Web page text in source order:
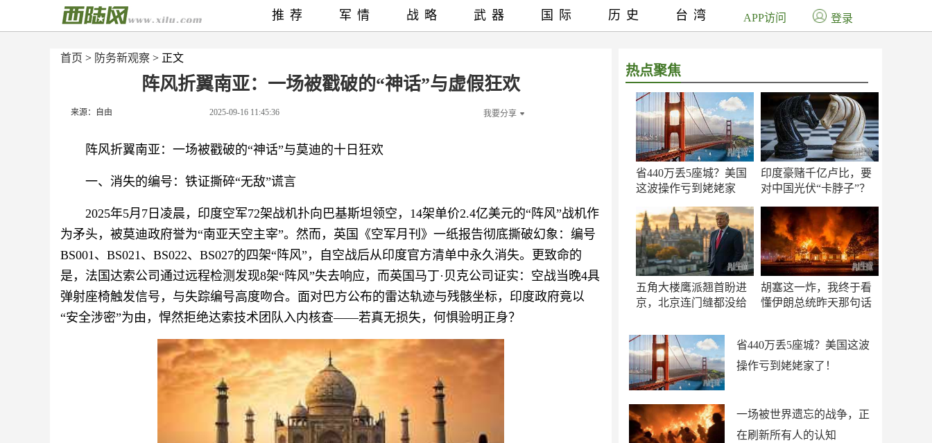
首页 > 防务新观察 > 正文
阵风折翼南亚：一场被戳破的“神话”与虚假狂欢
来源：自由 2025-09-16 11:45:36 我要分享
阵风折翼南亚：一场被戳破的“神话”与莫迪的十日狂欢
一、消失的编号：铁证撕碎“无敌”谎言
2025年5月7日凌晨，印度空军72架战机扑向巴基斯坦领空，14架单价2.4亿美元的“阵风”战机作
为矛头，被莫迪政府誉为“南亚天空主宰”。然而，英国《空军月刊》一纸报告彻底撕破幻象：编号
BS001、BS021、BS022、BS027的四架“阵风”，自空战后从印度官方清单中永久消失。更致命的
是，法国达索公司通过远程检测发现8架“阵风”失去响应，而英国马丁·贝克公司证实：空战当晚4具
弹射座椅触发信号，与失踪编号高度吻合。面对巴方公布的雷达轨迹与残骸坐标，印度政府竟以
“安全涉密”为由，悍然拒绝达索技术团队入内核查——若真无损失，何惧验明正身？
热点聚焦
省440万丢5座城？美国
这波操作亏到姥姥家
印度豪赌千亿卢比，要
对中国光伏“卡脖子”？
五角大楼鹰派翘首盼进
京，北京连门缝都没给
胡塞这一炸，我终于看
懂伊朗总统昨天那句话
省440万丢5座城？美国这波
操作亏到姥姥家了！
一场被世界遗忘的战争，正
在刷新所有人的认知
推荐 军情 战略 武器 国际 历史 台湾 APP访问 登录